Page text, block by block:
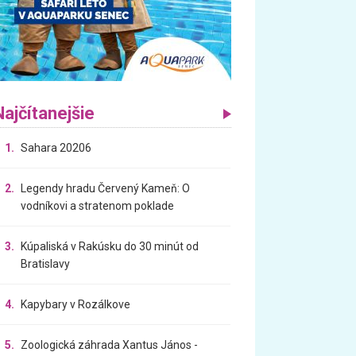
1. Sahara 20206
2.
Legendy hradu Červený Kameň: O
vodníkovi a stratenom poklade
3.
Kúpaliská v Rakúsku do 30 minút od
Bratislavy
4. Kapybary v Rozálkove
5.
Zoologická záhrada Xantus János -